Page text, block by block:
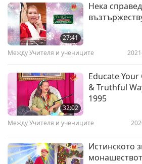
27:41
Нека
Между Учителя и учениците
32:02
Educate
& Truthful
1995
Между Учителя и учениците
Истинското